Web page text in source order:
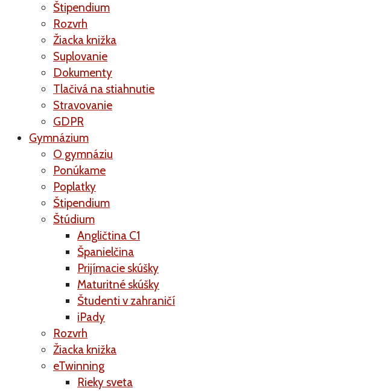
Štipendium
Rozvrh
Žiacka knižka
Suplovanie
Dokumenty
Tlačivá na stiahnutie
Stravovanie
GDPR
Gymnázium
O gymnáziu
Ponúkame
Poplatky
Štipendium
Štúdium
Angličtina C1
Španielčina
Prijímacie skúšky
Maturitné skúšky
Študenti v zahraničí
iPady
Rozvrh
Žiacka knižka
eTwinning
Rieky sveta